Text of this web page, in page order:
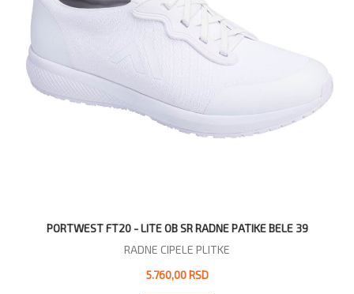
PORTWEST FT20 - LITE OB SR RADNE PATIKE BELE 39
RADNE CIPELE PLITKE
5.760,00 RSD